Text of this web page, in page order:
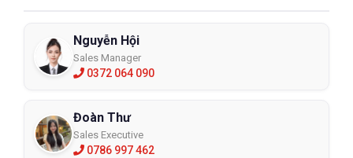
Nguyễn Hội
Sales Manager
0372 064 090
Đoàn Thư
Sales Executive
0786 997 462